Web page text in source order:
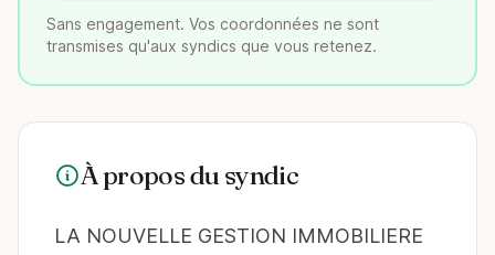
Sans engagement. Vos coordonnées ne sont
transmises qu'aux syndics que vous retenez.
À propos du syndic
LA NOUVELLE GESTION IMMOBILIERE